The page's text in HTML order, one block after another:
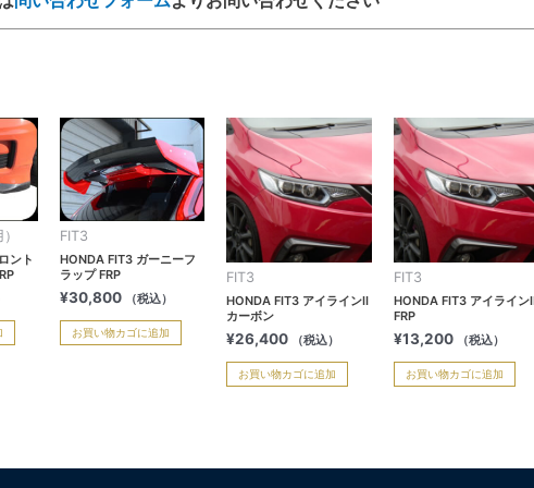
ント
FIT3
HONDA FIT3 ガーニーフ
ラップ FRP
¥30,800 （税込）
お買い物カゴに追加
FIT3
HONDA FIT3 アイラインⅡ
カーボン
¥26,400 （税込）
お買い物カゴに追加
FIT3
HONDA FIT3 アイライン
FRP
¥13,200 （税込）
お買い物カゴに追加